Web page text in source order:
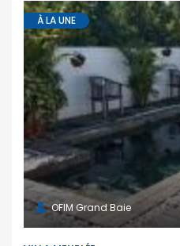
À LA UNE
OFIM Grand Baie